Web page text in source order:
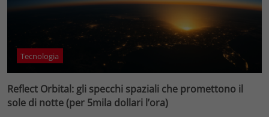
Tecnologia
Reflect Orbital: gli specchi spaziali che promettono il
sole di notte (per 5mila dollari l’ora)